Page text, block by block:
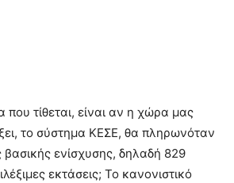
τίθεται, είναι αν η χώρα µας
το σύστηµα ΚΕΣΕ, θα πληρωνόταν
βασικής ενίσχυσης, δηλαδή 829
εκτάσεις; Το κανονιστικό